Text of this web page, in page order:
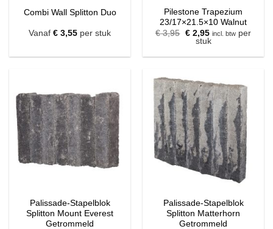
Combi Wall Splitton Duo
Vanaf € 3,55 per stuk
Pilestone Trapezium
23/17×21.5×10 Walnut
€3,95 Oorspronkelijke
prijs
€ 3,95.
€2,95Huidige
prijs
€ 2,95.
incl. btwper
stuk
Palissade-Stapelblok
Splitton Mount Everest
Getrommeld
Palissade-Stapelblok
Splitton Matterhorn
Getrommeld